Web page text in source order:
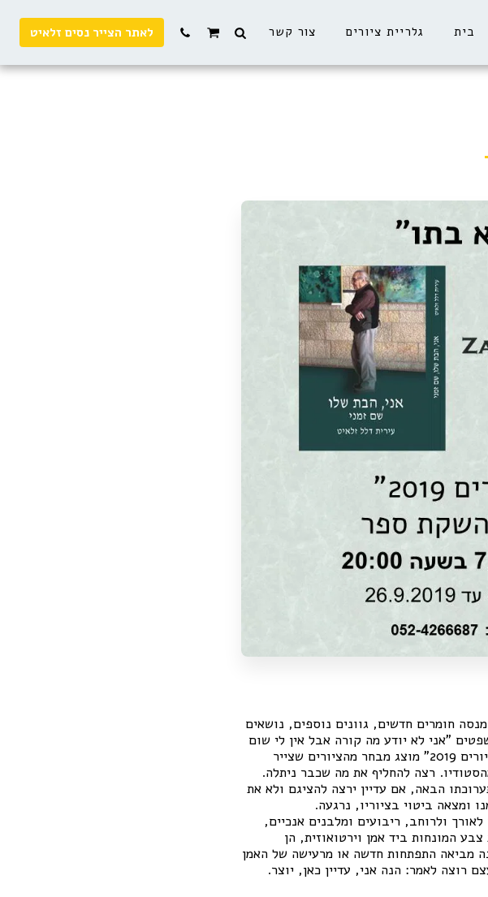
בית גלריית ציורים צור קשר לאתר הצייר נסים זלאיט
מנסה חומרים חדשים, גוונים נוספים, נושאים
"אני לא יודע מה קורה אבל אין לי שום
רעיון לציור" ויודע שזה חלק מה'עסק' של להיות אמן. בתערוכה זו "ציורים 2019" מוצג מבחר מהציורים שצייר
רצה להחליף את מה שכבר ניתלה.
הבאה, אם עדיין ירצה להציגם ולא את
ומצאה ביטוי בציוריו, נרגעה.
ולרוחב, ריבועים ומלבנים אנכיים,
המונחות ביד אמן וירטואוזית, הן
מביאה התפתחות חדשה או מרעישה של האמן
רוצה לאמר: הנה אני, עדיין כאן, יוצר.